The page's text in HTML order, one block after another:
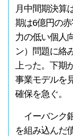
月中間期決算
期は6億円の
力の低い個人
ン）問題に絡
上った。下期
事業モデルを
確保を急ぐ。
イーバンク
を組み込んだ